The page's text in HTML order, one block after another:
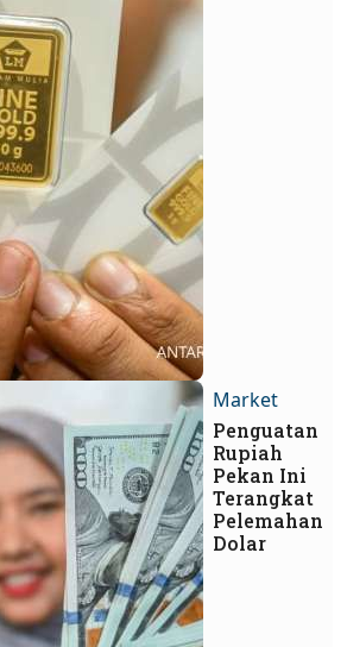
Market
Penguatan
Rupiah
Pekan Ini
Terangkat
Pelemahan
Dolar